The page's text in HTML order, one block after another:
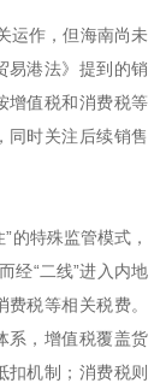
运作，但海南尚未
易港法》提到的销
增值税和消费税等
同时关注后续销售
的特殊监管模式，
经“二线”进入内地
税等相关税费。
系，增值税覆盖货
扣机制；消费税则